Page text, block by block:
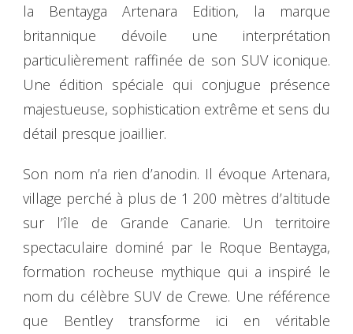
la Bentayga Artenara Edition, la marque
britannique dévoile une interprétation
particulièrement raffinée de son SUV iconique.
Une édition spéciale qui conjugue présence
majestueuse, sophistication extrême et sens du
détail presque joaillier.
Son nom n’a rien d’anodin. Il évoque Artenara,
village perché à plus de 1 200 mètres d’altitude
sur l’île de Grande Canarie. Un territoire
spectaculaire dominé par le Roque Bentayga,
formation rocheuse mythique qui a inspiré le
nom du célèbre SUV de Crewe. Une référence
que Bentley transforme ici en véritable